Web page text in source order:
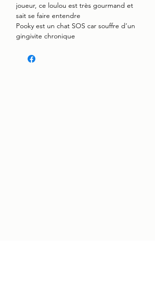
joueur, ce loulou est très gourmand et
sait se faire entendre
Pooky est un chat SOS car souffre d’un
gingivite chronique